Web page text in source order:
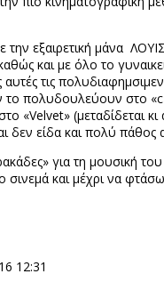
εξαιρετική μάνα
και με όλο το
τις
το πολυδουλεύουν στο «c
«Velvet» (μεταδίδεται
δεν είδα και πολύ
για τη μουσική
και μέχρι να
12:31